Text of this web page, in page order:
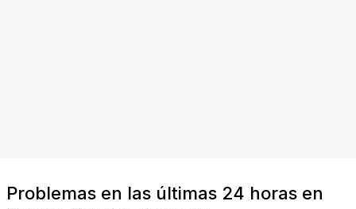
Problemas en las últimas 24 horas en